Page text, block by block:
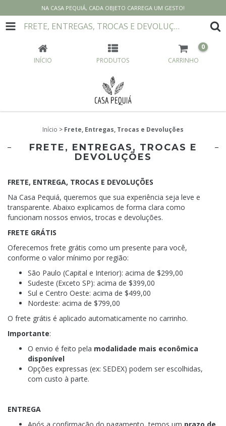
NA CASA PEQUIÁ, CADA OBJETO CARREGA UM GESTO!
FRETE, ENTREGAS, TROCAS E DEVOLUÇÕES
INÍCIO PRODUTOS CARRINHO
0
Início > Frete, Entregas, Trocas e Devoluções
FRETE, ENTREGAS, TROCAS E
DEVOLUÇÕES
FRETE, ENTREGA, TROCAS E DEVOLUÇÕES
Na Casa Pequiá, queremos que sua experiência seja leve e
transparente. Abaixo explicamos de forma clara como
funcionam nossos envios, trocas e devoluções.
FRETE GRÁTIS
Oferecemos frete grátis como um presente para você,
conforme o valor mínimo por região:
São Paulo (Capital e Interior): acima de $299,00
Sudeste (Exceto SP): acima de $399,00
Sul e Centro Oeste: acima de $499,00
Nordeste: acima de $799,00
O frete grátis é aplicado automaticamente no carrinho.
Importante:
O envio é feito pela modalidade mais econômica
disponível
Opções expressas (ex: SEDEX) podem ser escolhidas,
com custo à parte.
ENTREGA